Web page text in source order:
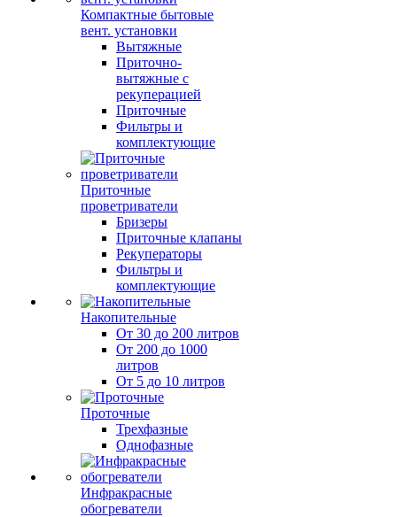
Компактные бытовые
вент. установки
Вытяжные
Приточно-
вытяжные с
рекуперацией
Приточные
Фильтры и
комплектующие
Приточные
проветриватели
Бризеры
Приточные клапаны
Рекуператоры
Фильтры и
комплектующие
Накопительные
От 30 до 200 литров
От 200 до 1000
литров
От 5 до 10 литров
Проточные
Трехфазные
Однофазные
Инфракрасные
обогреватели